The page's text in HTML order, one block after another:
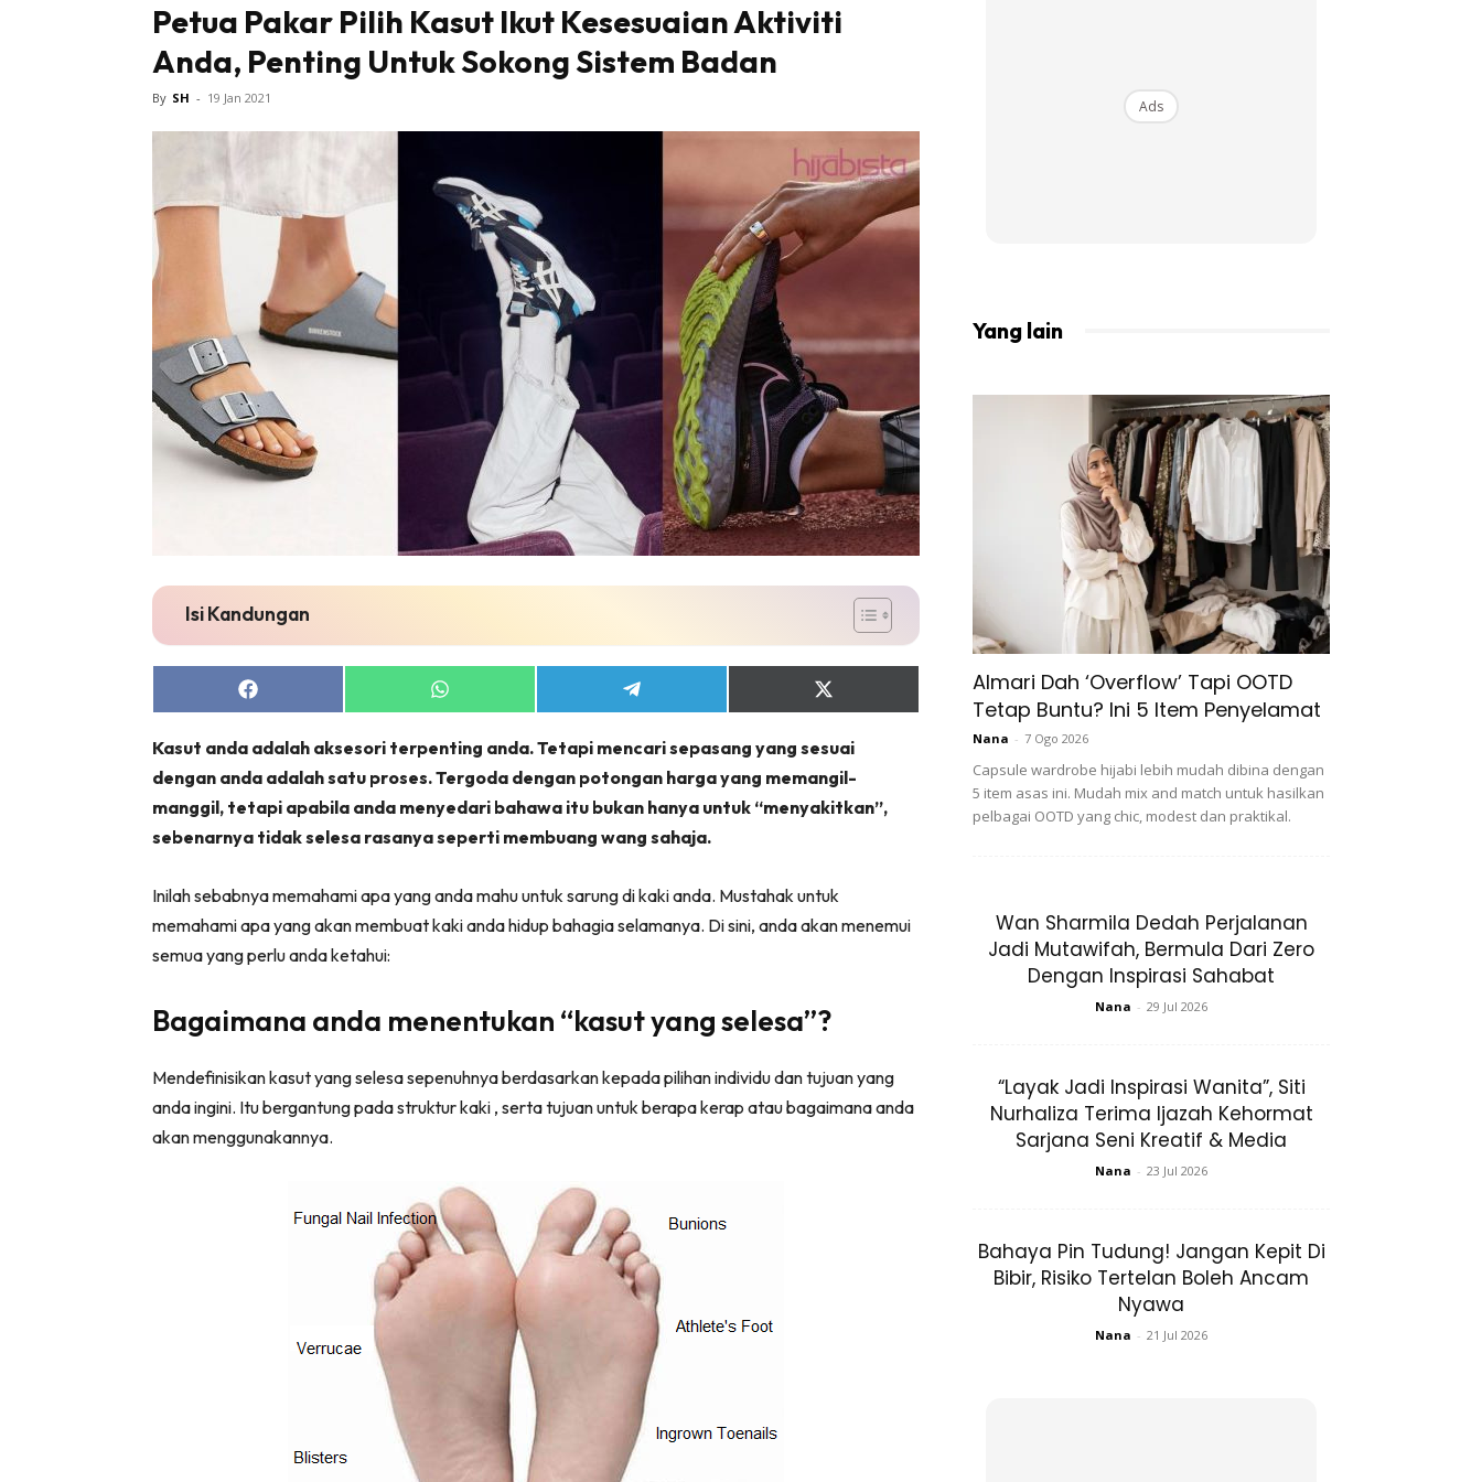
Tampil #1 on top dengan fashion muslimah terkini di HIJABISTA!
Petua Pakar Pilih Kasut Ikut Kesesuaian Aktiviti
Anda, Penting Untuk Sokong Sistem Badan
By SH - 19 Jan 2021
Isi Kandungan
Share
on
Share
on
Share
on
Share
on
(Twitter)
Kasut anda adalah aksesori terpenting anda. Tetapi mencari sepasang yang sesuai
dengan anda adalah satu proses. Tergoda dengan potongan harga yang memangil-
manggil, tetapi apabila anda menyedari bahawa itu bukan hanya untuk “menyakitkan”,
sebenarnya tidak selesa rasanya seperti membuang wang sahaja.
Inilah sebabnya memahami apa yang anda mahu untuk sarung di kaki anda. Mustahak untuk
memahami apa yang akan membuat kaki anda hidup bahagia selamanya. Di sini, anda akan menemui
semua yang perlu anda ketahui:
Bagaimana anda menentukan “kasut yang selesa”?
Mendefinisikan kasut yang selesa sepenuhnya berdasarkan kepada pilihan individu dan tujuan yang
anda ingini. Itu bergantung pada struktur kaki , serta tujuan untuk berapa kerap atau bagaimana anda
akan menggunakannya.
Ads
Yang lain
Almari Dah ‘Overflow’ Tapi OOTD
Tetap Buntu? Ini 5 Item Penyelamat
Nana - 7 Ogo 2026
Capsule wardrobe hijabi lebih mudah dibina dengan
5 item asas ini. Mudah mix and match untuk hasilkan
pelbagai OOTD yang chic, modest dan praktikal.
Wan Sharmila Dedah Perjalanan
Jadi Mutawifah, Bermula Dari Zero
Dengan Inspirasi Sahabat
Nana - 29 Jul 2026
“Layak Jadi Inspirasi Wanita”, Siti
Nurhaliza Terima Ijazah Kehormat
Sarjana Seni Kreatif & Media
Nana - 23 Jul 2026
Bahaya Pin Tudung! Jangan Kepit Di
Bibir, Risiko Tertelan Boleh Ancam
Nyawa
Nana - 21 Jul 2026